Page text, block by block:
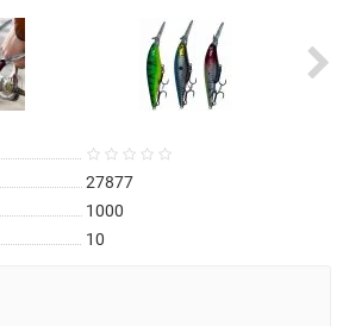
27877
1000
10